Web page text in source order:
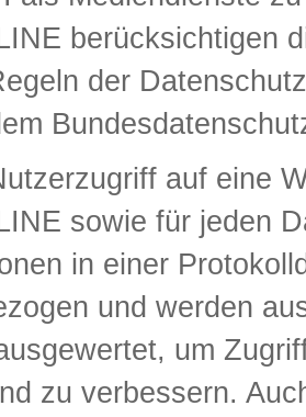
berücksichtigen
der
auf eine
sowie für jeden
in einer
und werden
um
zu verbessern.